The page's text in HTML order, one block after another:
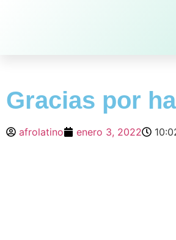
Gracias por
afrolatino enero 3, 2022